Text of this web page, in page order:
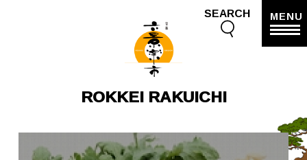
ROKKEI RAKUICHI
SEARCH MENU